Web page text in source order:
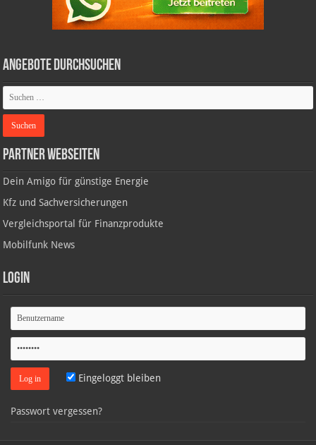
Angebote durchsuchen
Partner Webseiten
Dein Amigo für günstige Energie
Kfz und Sachversicherungen
Vergleichsportal für Finanzprodukte
Mobilfunk News
Login
Eingeloggt bleiben
Passwort vergessen?